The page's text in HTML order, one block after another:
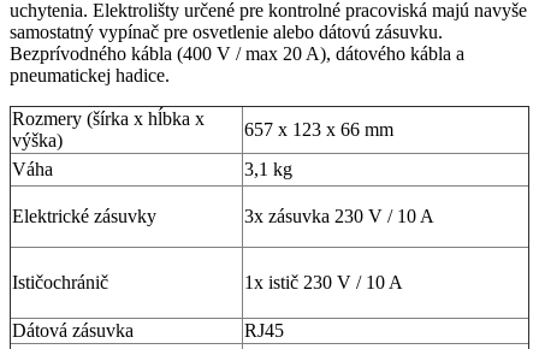
uchytenia. Elektrolišty určené pre kontrolné pracoviská majú navyše
samostatný vypínač pre osvetlenie alebo dátovú zásuvku.
Bezprívodného kábla (400 V / max 20 A), dátového kábla a
pneumatickej hadice.
Rozmery (šírka x hĺbka x
výška)
657 x 123 x 66 mm
Váha
3,1 kg
Elektrické zásuvky 3x zásuvka 230 V / 10 A
Ističochránič 1x istič 230 V / 10 A
Dátová zásuvka RJ45